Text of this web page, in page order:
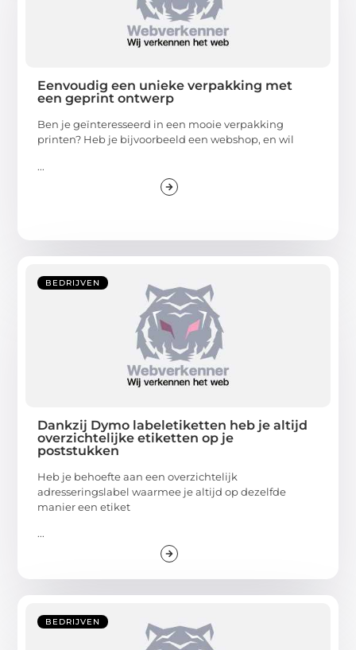
Eenvoudig een unieke verpakking met
een geprint ontwerp
Ben je geïnteresseerd in een mooie verpakking
printen? Heb je bijvoorbeeld een webshop, en wil
...
BEDRIJVEN
Dankzij Dymo labeletiketten heb je altijd
overzichtelijke etiketten op je
poststukken
Heb je behoefte aan een overzichtelijk
adresseringslabel waarmee je altijd op dezelfde
manier een etiket
...
BEDRIJVEN